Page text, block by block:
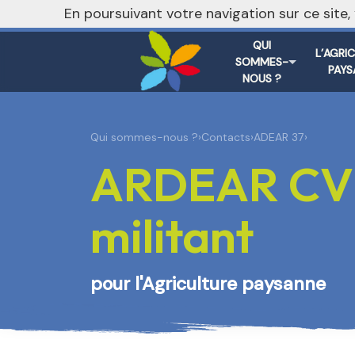
QUI
SOMMES-
NOUS ?
nivo_2026: 1
Qui sommes-nous ?›Contacts›ADEAR 37›
ARDEAR
militant
pour l'Agriculture paysanne
En poursuivant votre navigation sur ce